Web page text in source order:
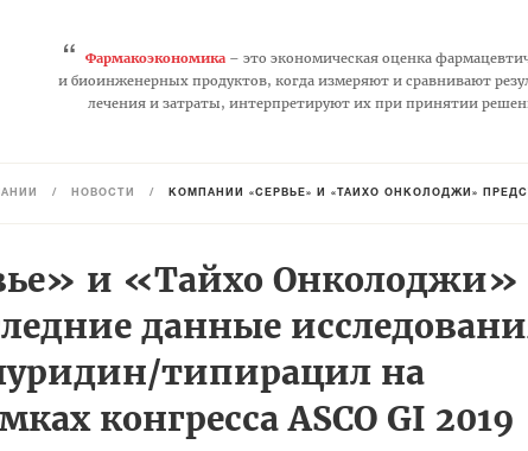
“ Фармакоэкономика– это экономическая оценка
и биоинженерных продуктов, когда измеряют и сравнивают
лечения и затраты, интерпретируют их при принятии
/ НОВОСТИ / КОМПАНИИ «СЕРВЬЕ» И «ТАЙХО ОНКОЛОДЖИ» ПРЕДСТАВИЛИ ПОСЛЕДНИЕ ДАННЫЕ
и «Тайхо Онколоджи»
данные
типирацил на
конгресса ASCO GI 2019